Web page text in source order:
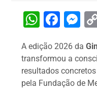
W
at
s
A
F
c
e
b
M
s
s
e
A edição 2026 da
transformou a
resultados
pela Fundação de